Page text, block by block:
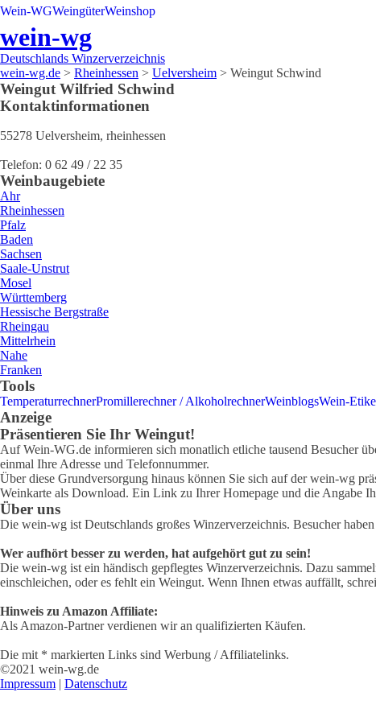
Wein-WGWeingüterWeinshop
wein-wg
Deutschlands Winzerverzeichnis
wein-wg.de > Rheinhessen > Uelversheim > Weingut Schwind
Weingut Wilfried Schwind
Kontaktinformationen
55278 Uelversheim, rheinhessen
Telefon: 0 62 49 / 22 35
Weinbaugebiete
Ahr
Rheinhessen
Pfalz
Baden
Sachsen
Saale-Unstrut
Mosel
Württemberg
Hessische Bergstraße
Rheingau
Mittelrhein
Nahe
Franken
Tools
TemperaturrechnerPromillerechner / AlkoholrechnerWeinblogsWein-
Anzeige
Präsentieren Sie Ihr Weingut!
Auf Wein-WG.de informieren sich monatlich etliche tausend Besucher
einmal Ihre Adresse und Telefonnummer.
Über diese Grundversorgung hinaus können Sie sich auf der wein-wg
Weinkarte als Download. Ein Link zu Ihrer Homepage und die Angabe
Über uns
Die wein-wg ist Deutschlands großes Winzerverzeichnis. Besucher
Wer aufhört besser zu werden, hat aufgehört gut zu sein!
Die wein-wg ist ein händisch gepflegtes Winzerverzeichnis. Dazu
einschleichen, oder es fehlt ein Weingut. Wenn Ihnen etwas auffällt,
Hinweis zu Amazon Affiliate:
Als Amazon-Partner verdienen wir an qualifizierten Käufen.
Die mit * markierten Links sind Werbung / Affiliatelinks.
©2021 wein-wg.de
Impressum | Datenschutz